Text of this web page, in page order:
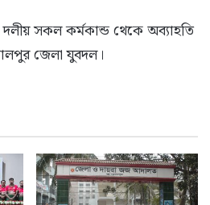
সকল কর্মকান্ড থেকে অব্যাহতি
জেলা যুবদল।